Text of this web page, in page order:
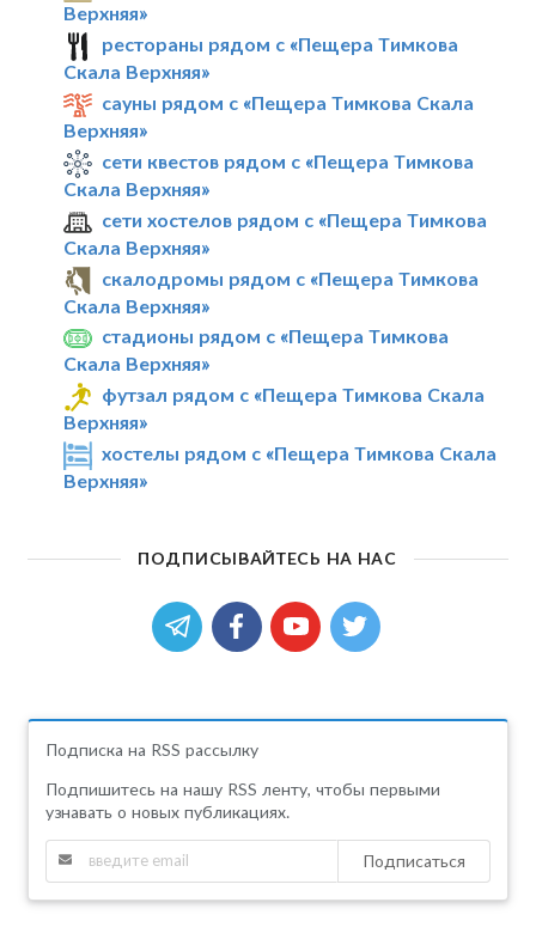
Верхняя»
рестораны рядом с «Пещера Тимкова
Скала Верхняя»
сауны рядом с «Пещера Тимкова Скала
Верхняя»
сети квестов рядом с «Пещера Тимкова
Скала Верхняя»
сети хостелов рядом с «Пещера Тимкова
Скала Верхняя»
скалодромы рядом с «Пещера Тимкова
Скала Верхняя»
стадионы рядом с «Пещера Тимкова
Скала Верхняя»
футзал рядом с «Пещера Тимкова Скала
Верхняя»
хостелы рядом с «Пещера Тимкова Скала
Верхняя»
ПОДПИСЫВАЙТЕСЬ НА НАС
Подписка на RSS рассылку
Подпишитесь на нашу RSS ленту, чтобы первыми
узнавать о новых публикациях.
Подписаться